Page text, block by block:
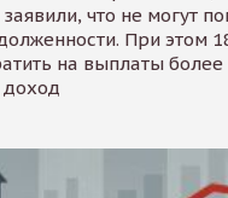
что не могут
При этом
на выплаты более
доход